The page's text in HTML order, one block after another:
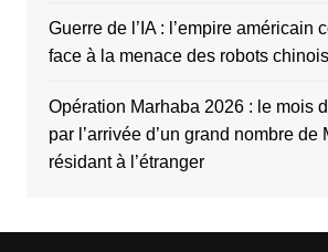
Guerre de l’IA : l’empire américain
face à la menace des robots chinois
Opération Marhaba 2026 : le mois
par l’arrivée d’un grand nombre de
résidant à l’étranger